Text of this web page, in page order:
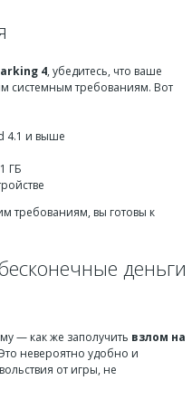
4, убедитесь, что ваше
системным требованиям. Вот
4.1 и выше
ГБ
требованиям, вы готовы к
деньги
— как же заполучить взлом на
невероятно удобно и
от игры, не